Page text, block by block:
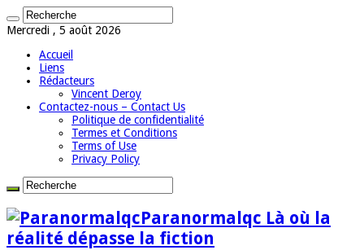
Mercredi , 5 août 2026
Accueil
Liens
Rédacteurs
Vincent Deroy
Contactez-nous – Contact Us
Politique de confidentialité
Termes et Conditions
Terms of Use
Privacy Policy
Paranormalqc Là où la
réalité dépasse la fiction